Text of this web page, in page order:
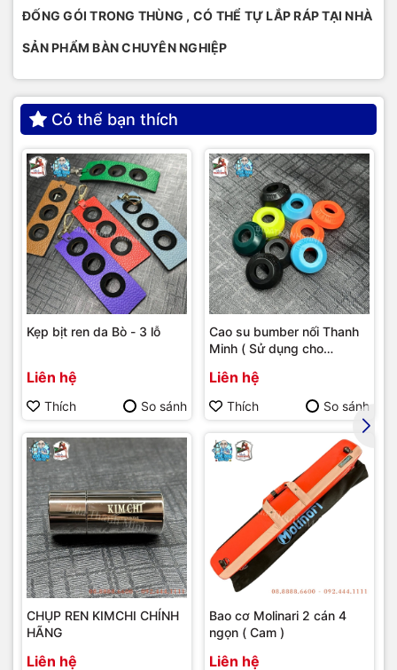
ĐỐNG GÓI TRONG THÙNG , CÓ THỂ TỰ LẮP RÁP TẠI NHÀ
SẢN PHẨM BÀN CHUYÊN NGHIỆP
Có thể bạn thích
Kẹp bịt ren da Bò - 3 lỗ
Liên hệ
Thích So sánh
Cao su bumber nối Thanh
Minh ( Sử dụng cho
Liên hệ
Thích So sánh
CHỤP REN KIMCHI CHÍNH
HÃNG
Liên hệ
Bao cơ Molinari 2 cán 4
ngọn ( Cam )
Liên hệ